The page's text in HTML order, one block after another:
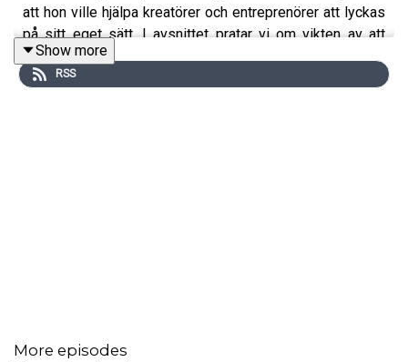
att hon ville hjälpa kreatörer och entreprenörer att lyckas
på sitt eget sätt. I avsnittet pratar vi om vikten av att
våga släppa in någon annan, att ha någon som verkligen
lyssnar – och varför ensam inte är stark. Linda delar
Show more
RSS
More episodes